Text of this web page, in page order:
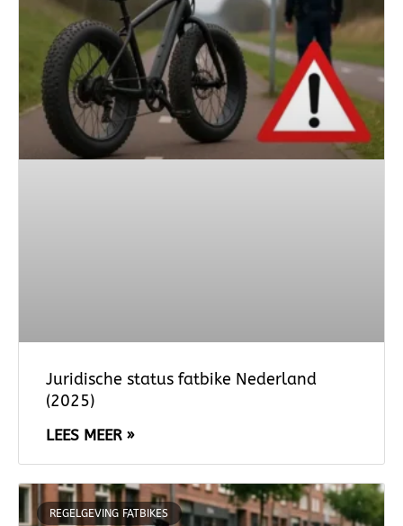
Juridische status fatbike Nederland
(2025)
LEES MEER »
REGELGEVING FATBIKES